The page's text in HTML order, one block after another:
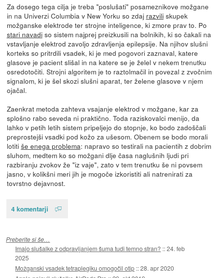
Za dosego tega cilja je treba "poslušati" posameznikove možgane
in na Univerzi Columbia v New Yorku so zdaj razviliskupek
možganske elektrode ter strojne inteligence, ki zmore prav to. Po
stari navadiso sistem najprej preizkusili na bolnikih, ki so čakali na
vstavljanje elektrod zavoljo zdravljenja epilepsije. Na njihov slušni
korteks so pritrdili vsadek, ki je med pogovori zaznaval, katere
glasove je pacient slišal in na katere se je želel v nekem trenutku
osredotočiti. Strojni algoritem je to raztolmačil in povezal z zvočnim
signalom, ki je šel skozi slušni aparat, ter želene glasove v njem
ojačal.
Zaenkrat metoda zahteva vsajanje elektrod v možgane, kar za
splošno rabo seveda ni praktično. Toda raziskovalci menijo, da
lahko v petih letih sistem pripeljejo do stopnje, ko bodo zadoščali
preprostejši vsadki pod kožo za ušesom. Obenem se bodo morali
lotiti še enega problema: napravo so testirali na pacientih z dobrim
sluhom, medtem ko so možgani dlje časa naglušnih ljudi pri
razbiranju zvokov že "iz vaje", zato v tem trenutku še ni povsem
jasno, v kolikšni meri jih je mogoče izkoristiti ali natrenirati za
tovrstno dejavnost.
4 komentarji
Preberite si še…
Imajo slušalke z odpravljanjem šuma tudi temno stran? ::24. feb
2025
Možganski vsadek tetraplegiku omogočil otip ::28. apr 2020